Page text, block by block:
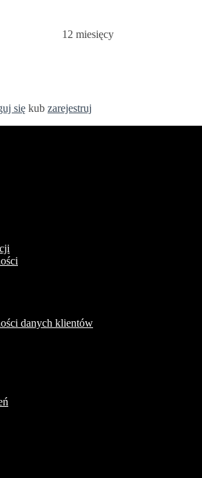
12 miesięcy
się kub zarejestruj
danych klientów